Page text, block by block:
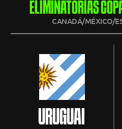
ELIMINATÓRIAS
CANADÁ/MÉXICO/
URUGUAI